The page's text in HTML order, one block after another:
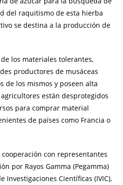
del raquitismo de esta hierba
se destina a la producción de
los materiales tolerantes,
productores de musáceas
de los mismos y poseen alta
están desprotegidos
para comprar material
de países como Francia o
con representantes
por Rayos Gamma (Pegamma)
Investigaciones Científicas (IVIC),